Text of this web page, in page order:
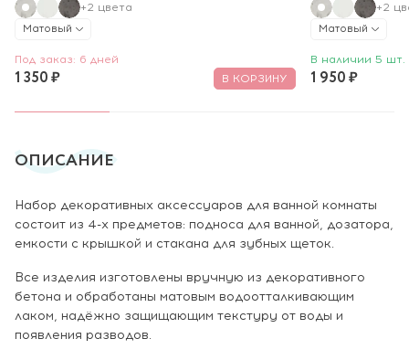
+2 цвета
Матовый
Под заказ: 6 дней
1 350 ₽ В КОРЗИНУ
+2
Матовый
В наличии 5 шт.
1 950 ₽
ОПИСАНИЕ
Набор декоративных аксессуаров для ванной комнаты
состоит из 4-х предметов: подноса для ванной, дозатора,
емкости с крышкой и стакана для зубных щеток.
Все изделия изготовлены вручную из декоративного
бетона и обработаны матовым водоотталкивающим
лаком, надёжно защищающим текстуру от воды и
появления разводов.